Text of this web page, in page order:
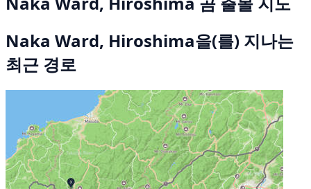
Naka Ward, Hiroshima을(를) 지나는
최근 경로